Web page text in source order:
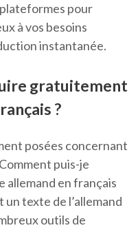
pour
à vos besoins
instantanée.
gratuitement
?
posées concernant
puis-je
en français
texte de l’allemand
outils de